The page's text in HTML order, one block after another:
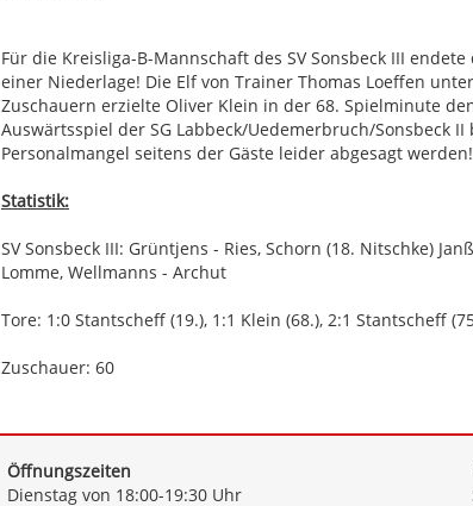
Für die Kreisliga-B-Mannschaft des SV Sonsbeck III
einer Niederlage! Die Elf von Trainer Thomas Loeffen
Zuschauern erzielte Oliver Klein in der 68. Spielminute
Auswärtsspiel der SG Labbeck/Uedemerbruch/Sonsbeck
Personalmangel seitens der Gäste leider abgesagt werden!
Statistik:
SV Sonsbeck III: Grüntjens - Ries, Schorn (18. Nitschke)
Lomme, Wellmanns - Archut
Tore: 1:0 Stantscheff (19.), 1:1 Klein (68.), 2:1 Stantscheff
Zuschauer: 60
Öffnungszeiten
Dienstag von 18:00-19:30 Uhr